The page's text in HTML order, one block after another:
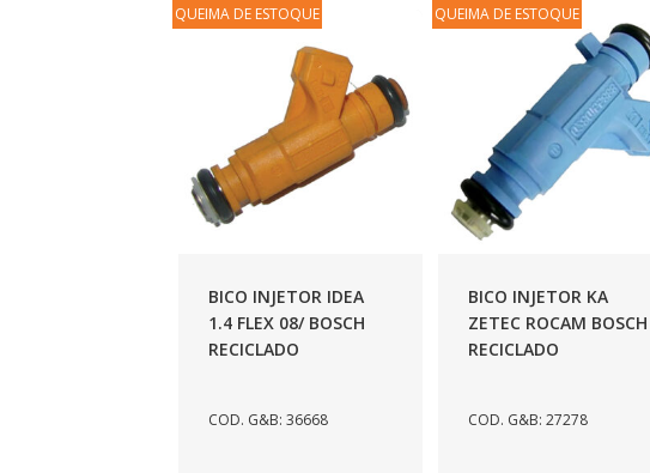
BICO INJETOR IDEA
1.4 FLEX 08/ BOSCH
RECICLADO
COD. G&B: 36668
QUEIMA DE ESTOQUE
BICO INJETOR KA
ZETEC ROCAM BOSCH
RECICLADO
COD. G&B: 27278
QUEIMA DE ESTOQUE